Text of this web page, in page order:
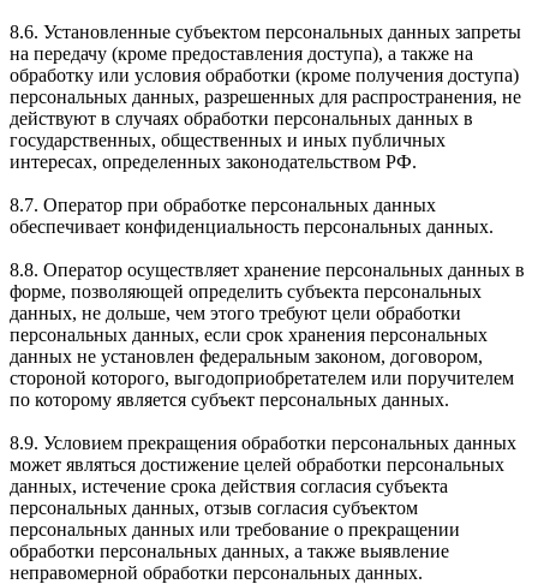
8.6. Установленные субъектом персональных данных запреты
на передачу (кроме предоставления доступа), а также на
обработку или условия обработки (кроме получения доступа)
персональных данных, разрешенных для распространения, не
действуют в случаях обработки персональных данных в
государственных, общественных и иных публичных
интересах, определенных законодательством РФ.
8.7. Оператор при обработке персональных данных
обеспечивает конфиденциальность персональных данных.
8.8. Оператор осуществляет хранение персональных данных в
форме, позволяющей определить субъекта персональных
данных, не дольше, чем этого требуют цели обработки
персональных данных, если срок хранения персональных
данных не установлен федеральным законом, договором,
стороной которого, выгодоприобретателем или поручителем
по которому является субъект персональных данных.
8.9. Условием прекращения обработки персональных данных
может являться достижение целей обработки персональных
данных, истечение срока действия согласия субъекта
персональных данных, отзыв согласия субъектом
персональных данных или требование о прекращении
обработки персональных данных, а также выявление
неправомерной обработки персональных данных.